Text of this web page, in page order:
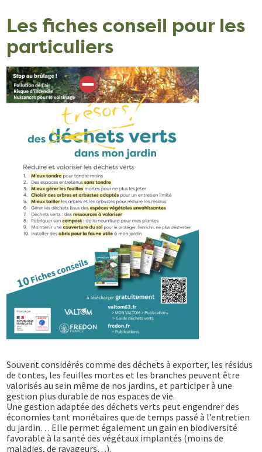
Les fiches conseil pour les
particuliers
Souvent considérés comme des déchets à exporter, les résidus
de tontes, les feuilles mortes et les branches peuvent être
valorisés au sein même de nos jardins, et participer à une
gestion plus durable de nos espaces de vie.
Une gestion adaptée des déchets verts peut engendrer des
économies tant monétaires que de temps passé à l’entretien
du jardin… Elle permet également un gain en biodiversité
favorable à la santé des végétaux implantés (moins de
maladies, de ravageurs…).